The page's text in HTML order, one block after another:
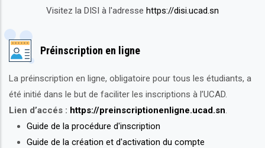
Visitez la DISI à l'adresse https://disi.ucad.sn
Préinscription en ligne
La préinscription en ligne, obligatoire pour tous les étudiants, a
été initié dans le but de faciliter les inscriptions à l’UCAD.
Lien d’accés : https://preinscriptionenligne.ucad.sn
Guide de la procédure d'inscription
Guide de la création et d'activation du compte